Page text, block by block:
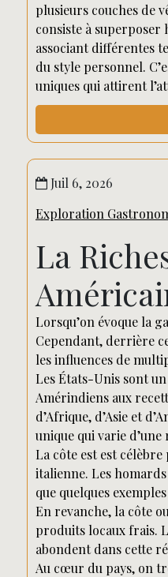
plusieurs couches de
consiste à
associant différentes
du style personnel.
uniques qui attirent
Juil 6, 2026
Exploration
La
Lorsqu’on évoque la
Cependant, derrière
les influences de
Les États-Unis sont
Amérindiens aux
d’Afrique, d’Asie et
unique qui varie d’une
La côte est est
italienne. Les
que quelques
En revanche, la côte
produits locaux frais.
abondent dans cette
Au cœur du pays, on